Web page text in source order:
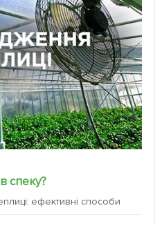
спеку?
ефективні способи